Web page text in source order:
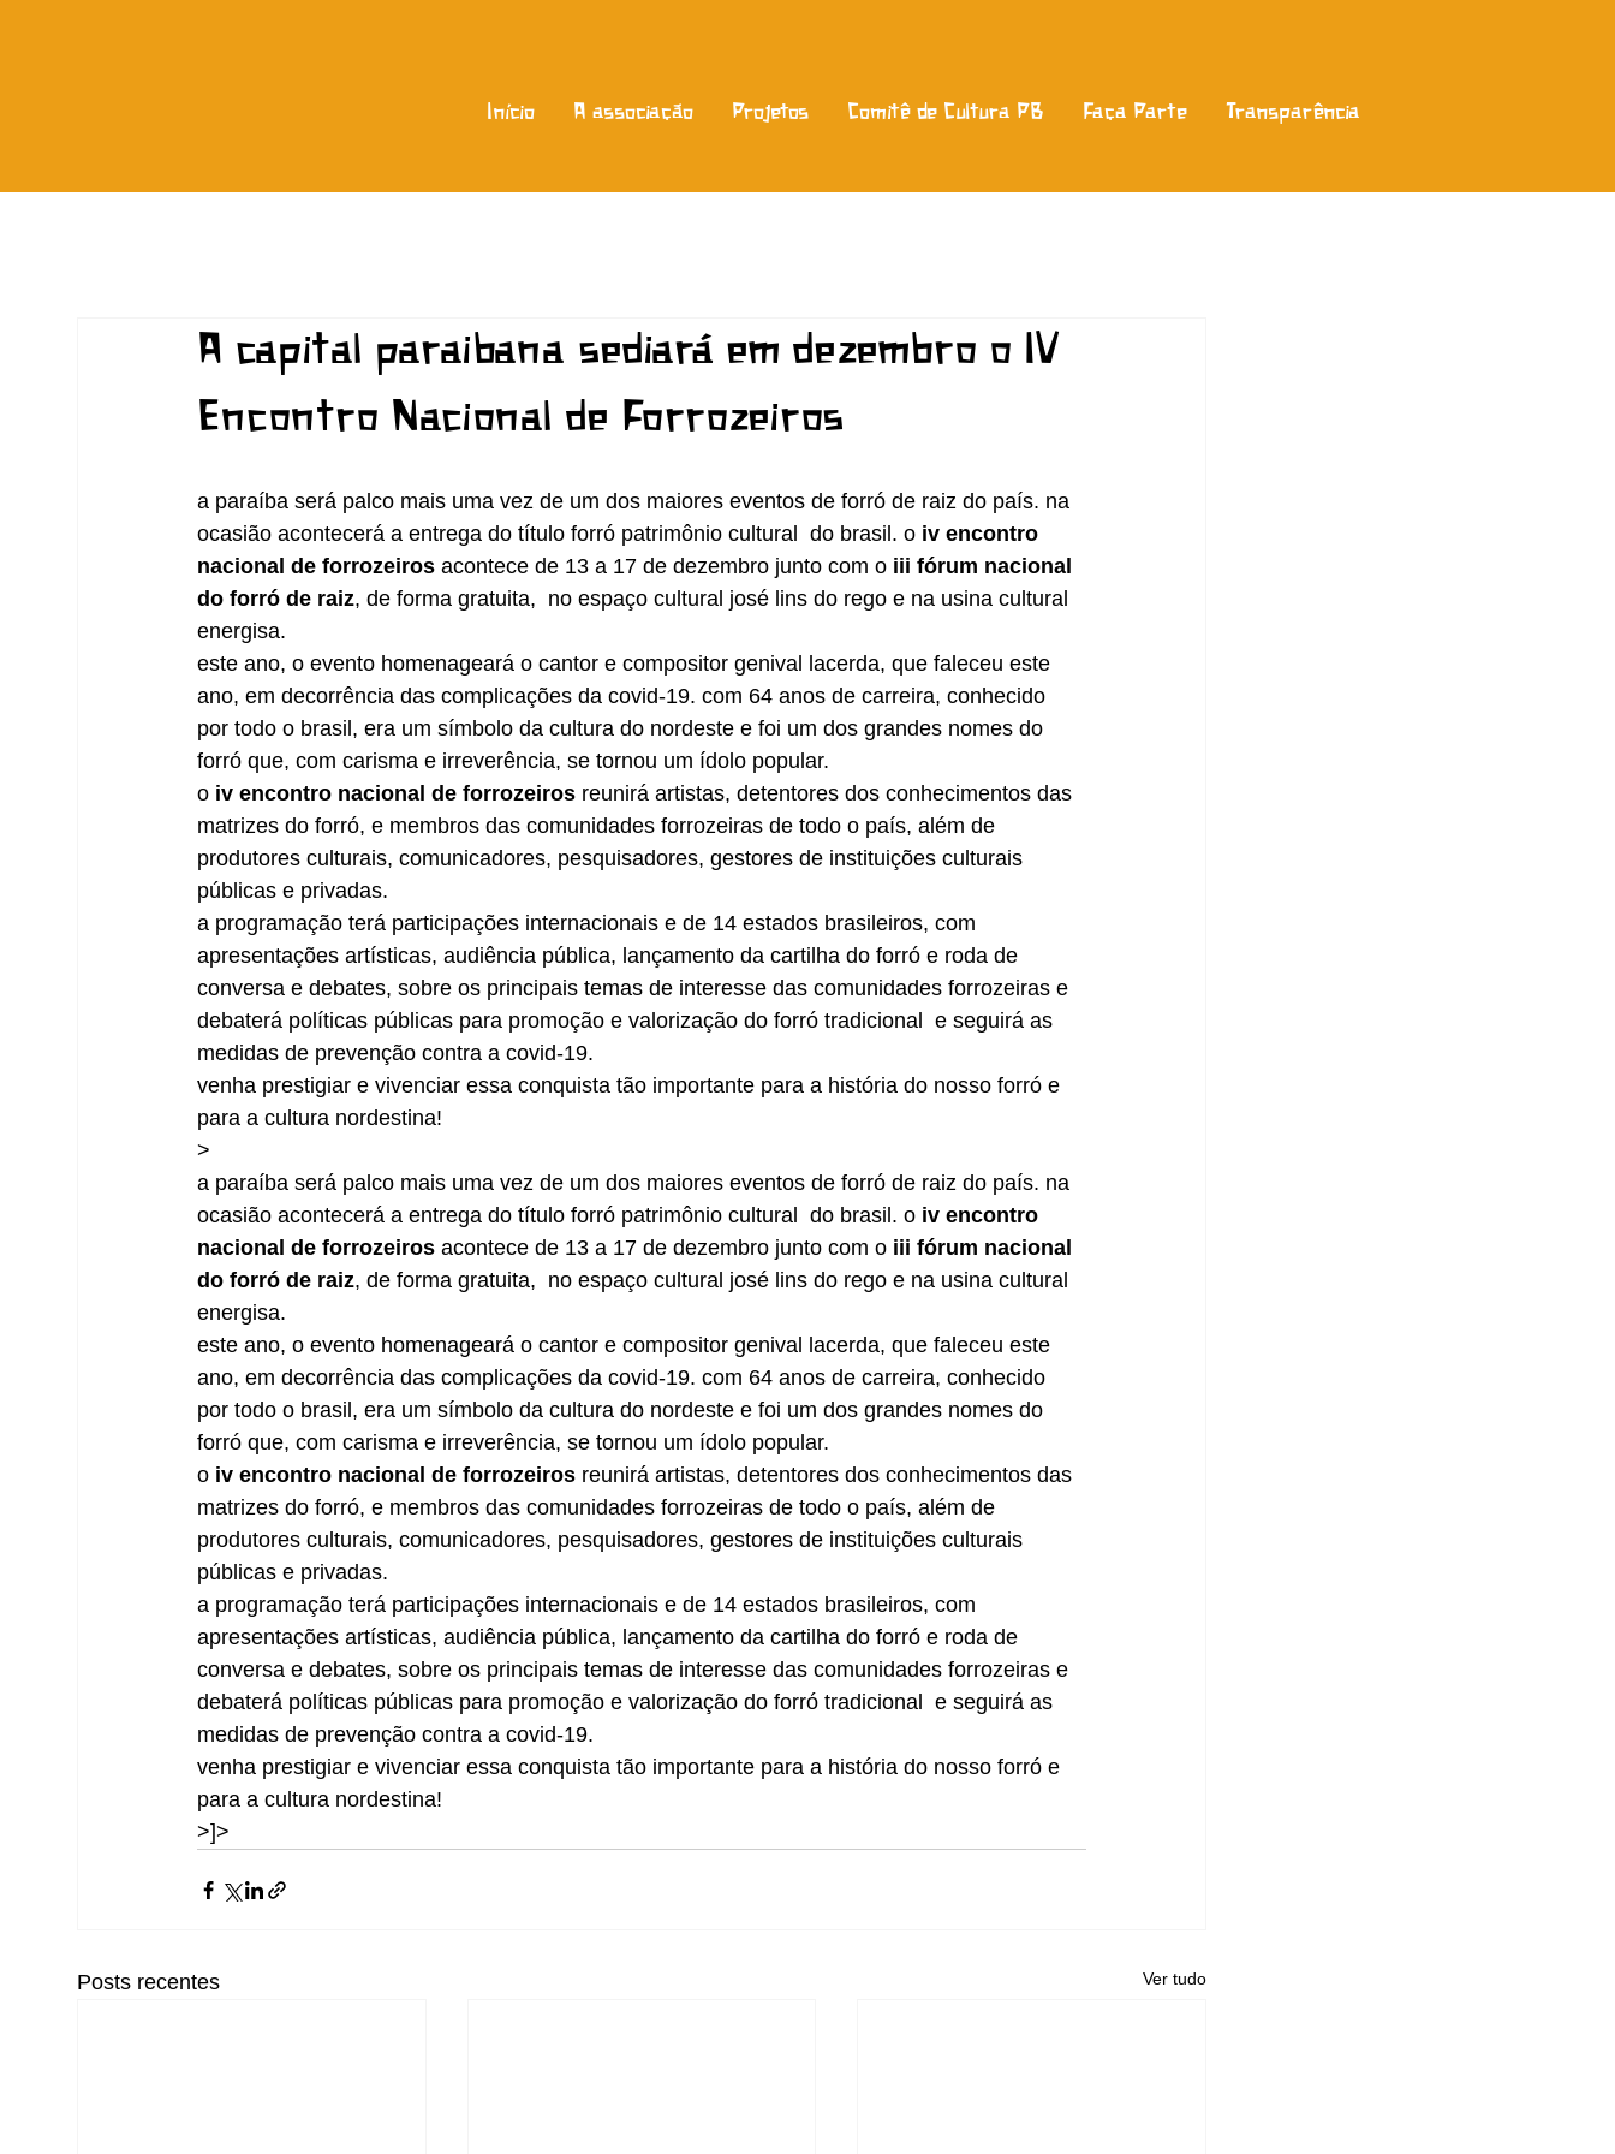
Início A associação Projetos Comitê de Cultura PB Faça Parte Transparência
A capital paraibana sediará em dezembro o IV
Encontro Nacional de Forrozeiros
a paraíba será palco mais uma vez de um dos maiores eventos de forró de raiz do país. na
ocasião acontecerá a entrega do título forró patrimônio cultural  do brasil. o iv encontro
nacional de forrozeiros acontece de 13 a 17 de dezembro junto com o iii fórum nacional
do forró de raiz, de forma gratuita,  no espaço cultural josé lins do rego e na usina cultural
energisa.
este ano, o evento homenageará o cantor e compositor genival lacerda, que faleceu este
ano, em decorrência das complicações da covid-19. com 64 anos de carreira, conhecido
por todo o brasil, era um símbolo da cultura do nordeste e foi um dos grandes nomes do
forró que, com carisma e irreverência, se tornou um ídolo popular.
o iv encontro nacional de forrozeiros reunirá artistas, detentores dos conhecimentos das
matrizes do forró, e membros das comunidades forrozeiras de todo o país, além de
produtores culturais, comunicadores, pesquisadores, gestores de instituições culturais
públicas e privadas.
a programação terá participações internacionais e de 14 estados brasileiros, com
apresentações artísticas, audiência pública, lançamento da cartilha do forró e roda de
conversa e debates, sobre os principais temas de interesse das comunidades forrozeiras e
debaterá políticas públicas para promoção e valorização do forró tradicional  e seguirá as
medidas de prevenção contra a covid-19.
venha prestigiar e vivenciar essa conquista tão importante para a história do nosso forró e
para a cultura nordestina!
>
a paraíba será palco mais uma vez de um dos maiores eventos de forró de raiz do país. na
ocasião acontecerá a entrega do título forró patrimônio cultural  do brasil. o iv encontro
nacional de forrozeiros acontece de 13 a 17 de dezembro junto com o iii fórum nacional
do forró de raiz, de forma gratuita,  no espaço cultural josé lins do rego e na usina cultural
energisa.
este ano, o evento homenageará o cantor e compositor genival lacerda, que faleceu este
ano, em decorrência das complicações da covid-19. com 64 anos de carreira, conhecido
por todo o brasil, era um símbolo da cultura do nordeste e foi um dos grandes nomes do
forró que, com carisma e irreverência, se tornou um ídolo popular.
o iv encontro nacional de forrozeiros reunirá artistas, detentores dos conhecimentos das
matrizes do forró, e membros das comunidades forrozeiras de todo o país, além de
produtores culturais, comunicadores, pesquisadores, gestores de instituições culturais
públicas e privadas.
a programação terá participações internacionais e de 14 estados brasileiros, com
apresentações artísticas, audiência pública, lançamento da cartilha do forró e roda de
conversa e debates, sobre os principais temas de interesse das comunidades forrozeiras e
debaterá políticas públicas para promoção e valorização do forró tradicional  e seguirá as
medidas de prevenção contra a covid-19.
venha prestigiar e vivenciar essa conquista tão importante para a história do nosso forró e
para a cultura nordestina!
>]>
Posts recentes Ver tudo